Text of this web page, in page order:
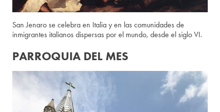
San Jenaro se celebra en Italia y en las comunidades de
inmigrantes italianos dispersas por el mundo, desde el siglo VI.
PARROQUIA DEL MES